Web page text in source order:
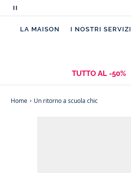
Metti
pausa
LA MAISON I NOSTRI SERVIZI
TUTTO AL -50%
Home Un ritorno a scuola chic